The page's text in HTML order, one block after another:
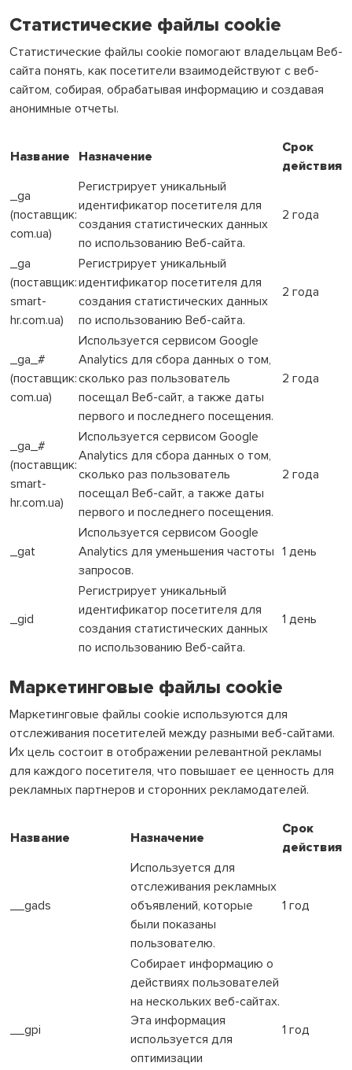
Статистические файлы cookie
Статистические файлы cookie помогают владельцам Веб-
сайта понять, как посетители взаимодействуют с веб-
сайтом, собирая, обрабатывая информацию и создавая
анонимные отчеты.
Название Назначение
Срок
действия
_ga
(поставщик:
com.ua)
Регистрирует уникальный
идентификатор посетителя для
создания статистических данных
по использованию Веб-сайта.
2 года
_ga
(поставщик:
smart-
hr.com.ua)
Регистрирует уникальный
идентификатор посетителя для
создания статистических данных
по использованию Веб-сайта.
2 года
_ga_#
(поставщик:
com.ua)
Используется сервисом Google
Analytics для сбора данных о том,
сколько раз пользователь
посещал Веб-сайт, а также даты
первого и последнего посещения.
2 года
_ga_#
(поставщик:
smart-
hr.com.ua)
Используется сервисом Google
Analytics для сбора данных о том,
сколько раз пользователь
посещал Веб-сайт, а также даты
первого и последнего посещения.
2 года
_gat
Используется сервисом Google
Analytics для уменьшения частоты
запросов.
1 день
_gid
Регистрирует уникальный
идентификатор посетителя для
создания статистических данных
по использованию Веб-сайта.
1 день
Маркетинговые файлы cookie
Маркетинговые файлы cookie используются для
отслеживания посетителей между разными веб-сайтами.
Их цель состоит в отображении релевантной рекламы
для каждого посетителя, что повышает ее ценность для
рекламных партнеров и сторонних рекламодателей.
Название Назначение
Срок
действия
__gads
Используется для
отслеживания рекламных
объявлений, которые
были показаны
пользователю.
1 год
__gpi
Собирает информацию о
действиях пользователей
на нескольких веб-сайтах.
Эта информация
используется для
оптимизации
1 год